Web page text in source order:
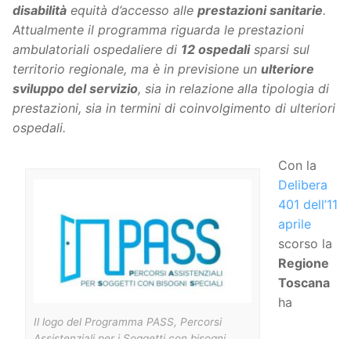
disabilità equità d’accesso alle prestazioni sanitarie.
Attualmente il programma riguarda le prestazioni
ambulatoriali ospedaliere di 12 ospedalisparsi sul
territorio regionale, ma è in previsione un ulteriore
sviluppo del servizio, sia in relazione alla tipologia di
prestazioni, sia in termini di coinvolgimento di ulteriori
ospedali.
Il logo del Programma PASS, Percorsi
Con la
Delibera
401 dell’11
aprile
scorso la
Regione
Toscana
ha